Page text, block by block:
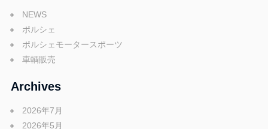
NEWS
ポルシェ
ポルシェモータースポーツ
車輌販売
Archives
2026年7月
2026年5月